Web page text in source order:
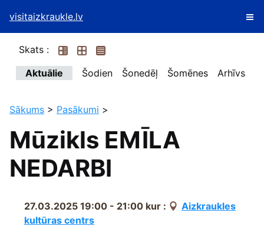
visitaizkraukle.lv
Skats :
Aktuālie
Šodien Šonedēļ Šomēnes Arhīvs
Sākums > Pasākumi >
Mūzikls EMĪLA
NEDARBI
27.03.2025 19:00 - 21:00 kur :
Aizkraukles
kultūras centrs